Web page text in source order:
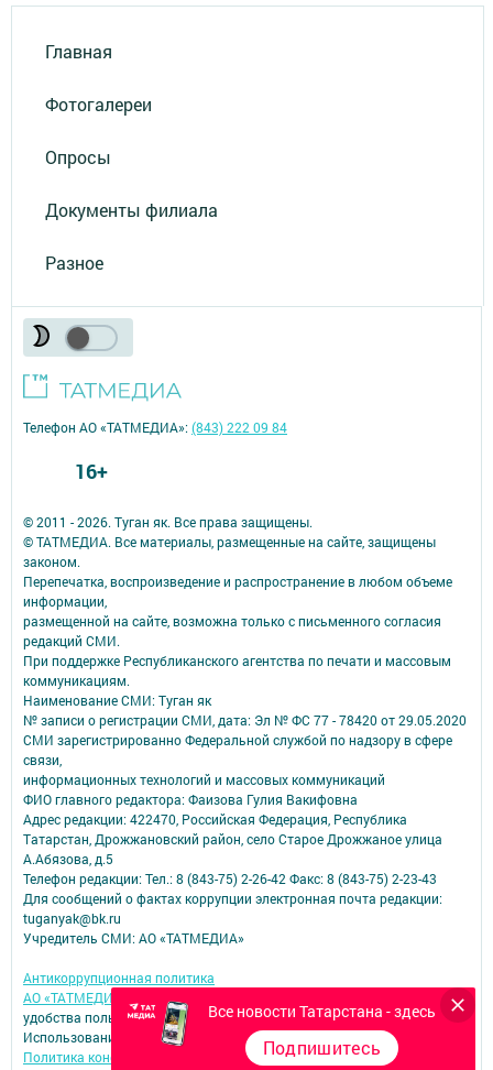
Главная
Фотогалереи
Опросы
Документы филиала
Разное
Все новости Татарстана - здесь
Подпишитесь
© 2011 - 2026. Туган як. Все права защищены.
© ТАТМЕДИА. Все материалы, размещенные на сайте, защищены
законом.
Перепечатка, воспроизведение и распространение в любом объеме
информации,
размещенной на сайте, возможна только с письменного согласия
редакций СМИ.
При поддержке Республиканского агентства по печати и массовым
коммуникациям.
Наименование СМИ: Туган як
№ записи о регистрации СМИ, дата: Эл № ФС 77 - 78420 от 29.05.2020
СМИ зарегистрированно Федеральной службой по надзору в сфере
связи,
информационных технологий и массовых коммуникаций
ФИО главного редактора: Фаизова Гулия Вакифовна
Адрес редакции: 422470, Российская Федерация, Республика
Татарстан, Дрожжановский район, село Старое Дрожжаное улица
А.Абязова, д.5
Телефон редакции: Тел.: 8 (843-75) 2-26-42 Факс: 8 (843-75) 2-23-43
Для сообщений о фактах коррупции электронная почта редакции:
tuganyak@bk.ru
Учредитель СМИ: АО «ТАТМЕДИА»
Антикоррупционная политика
АО «ТАТМЕДИА» использует «cookie»
для персонализации сервисов и
удобства пользователей сайтом.
Использование «cookie» можно отменить в настройках браузера.
Политика конфиденциальности
Телефон АО «ТАТМЕДИА»:(843) 222 09 84
16+